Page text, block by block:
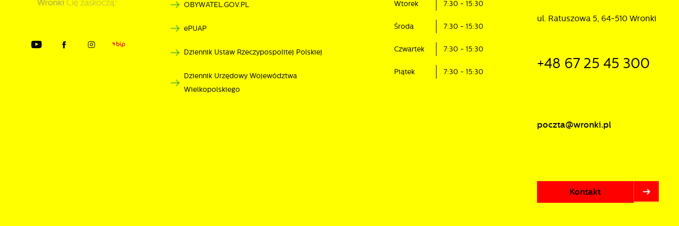
OBYWATEL.GOV.PL
ePUAP
Dziennik Ustaw Rzeczypospolitej Polskiej
Dziennik Urzędowy Województwa
Wielkopolskiego
Wtorek 7:30 - 15:30
Środa 7:30 - 15:30
Czwartek 7:30 - 15:30
Piątek 7:30 - 15:30
ul. Ratuszowa 5, 64-510 Wronki
+48 67 25 45 300
poczta@wronki.pl
Kontakt
postaci wiadomości, ofert, komunikatów mediów społecznościowych.